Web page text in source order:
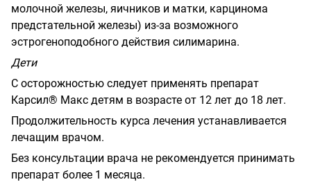
молочной железы, яичников и матки, карцинома
предстательной железы) из-за возможного
эстрогеноподобного действия силимарина.
Дети
С осторожностью следует применять препарат
Карсил® Макс детям в возрасте от 12 лет до 18 лет.
Продолжительность курса лечения устанавливается
лечащим врачом.
Без консультации врача не рекомендуется принимать
препарат более 1 месяца.